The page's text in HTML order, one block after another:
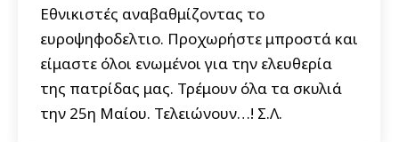
Εθνικιστές αναβαθμίζοντας το
ευροψηφοδελτιο. Προχωρήστε μπροστά και
είμαστε όλοι ενωμένοι για την ελευθερία
της πατρίδας μας. Τρέμουν όλα τα σκυλιά
την 25η Μαίου. Τελειώνουν…! Σ.Λ.